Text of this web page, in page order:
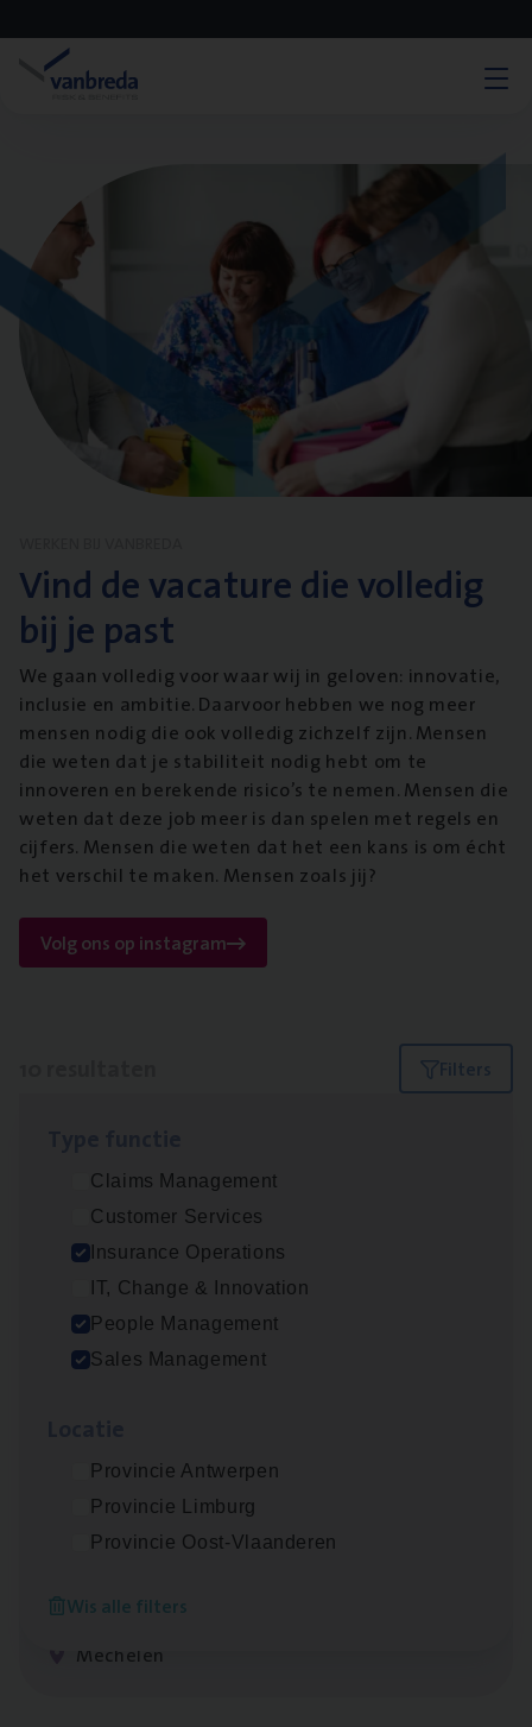
Vind de vacature die volledig
bij je past
We gaan volledig voor waar wij in geloven: innovatie,
inclusie en ambitie. Daarvoor hebben we nog meer
mensen nodig die ook volledig zichzelf zijn. Mensen
die weten dat je stabiliteit nodig hebt om te
innoveren en berekende risico’s te nemen. Mensen die
weten dat deze job meer is dan spelen met regels en
cijfers. Mensen die weten dat het een kans is om écht
het verschil te maken. Mensen zoals jij?
Volg ons op instagram
Filters
Claims Management
Customer Services
Insurance Operations
IT, Change & Innovation
People Management
Sales Management
Provincie Antwerpen
Provincie Limburg
Provincie Oost-Vlaanderen
Wis alle filters
Insu­ran­ce Bro­ker Trans­port
Antwerpen
Dos­sier­be­heer­der Gewaar­borgd Inkomen
Dos­sier­be­heer­der Onder­ne­min­gen Van­b­
Insurance Operations
Mechelen